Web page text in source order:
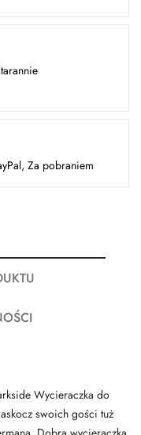
Za pobraniem
Wycieraczka do
swoich gości tuż